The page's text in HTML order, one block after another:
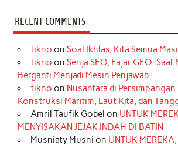
c
e
b
o
k
s
t
a
r
a
m
k
T
o
k
t
e
r
e
s
t
k
e
d
I
n
t
t
r
T
u
e
RECENT COMMENTS
tikno on Soal Ikhlas, Kita Semua
tikno on Senja SEO, Fajar GEO: Saat
Berganti Menjadi Mesin Penjawab
tikno on Nusantara di
Konstruksi Maritim, Laut Kita, dan
Amril Taufik Gobel on UNTUK
MENYISAKAN JEJAK INDAH DI BATIN
Musniaty Musni on UNTUK